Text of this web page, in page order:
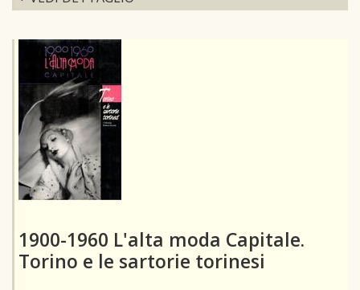
1900-1960 L'alta moda Capitale.
Torino e le sartorie torinesi